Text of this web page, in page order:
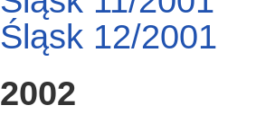
Śląsk 12/2001
2002